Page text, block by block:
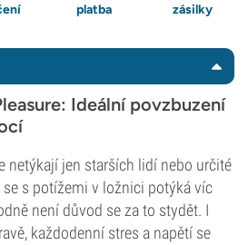
platba
zásilky
Ideální povzbuzení
netýkají jen starších lidí nebo určité
s potížemi v ložnici potýká víc
není důvod se za to stydět. I
každodenní stres a napětí se